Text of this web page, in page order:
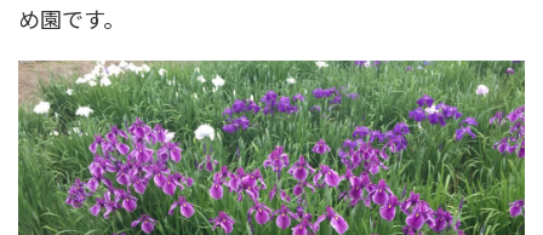
め園です。